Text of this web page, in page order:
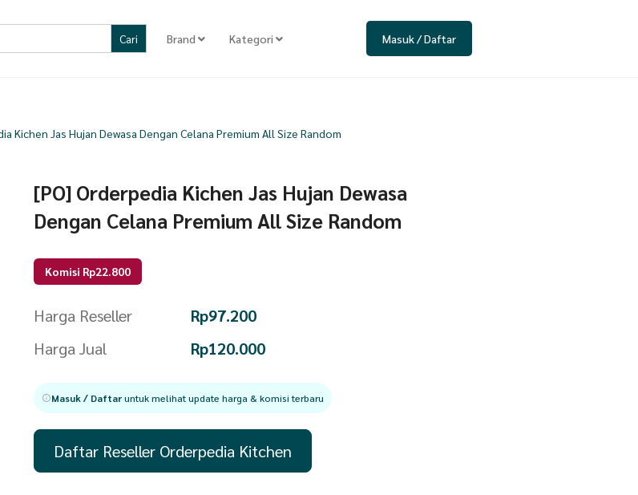
Brand Kategori Masuk / Daftar
Kichen Jas Hujan Dewasa Dengan Celana Premium All Size Random
[PO] Orderpedia Kichen Jas Hujan Dewasa
Dengan Celana Premium All Size Random
Komisi Rp22.800
Harga Reseller Rp97.200
Harga Jual
Rp120.000
Masuk / Daftaruntuk melihat update harga & komisi terbaru
Daftar Reseller Orderpedia Kitchen